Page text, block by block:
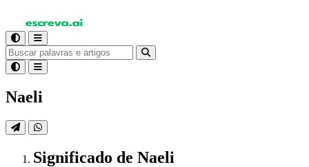
Naeli
Significado de Naeli